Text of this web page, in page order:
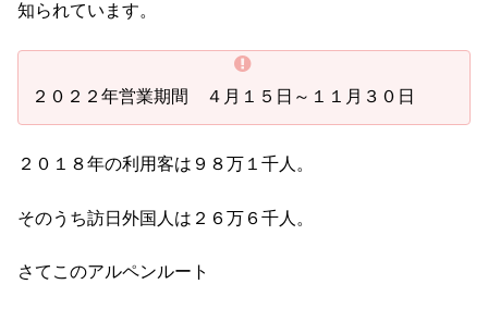
知られています。
２０２２年営業期間 ４月１５日～１１月３０日
２０１８年の利用客は９８万１千人。
そのうち訪日外国人は２６万６千人。
さてこのアルペンルート